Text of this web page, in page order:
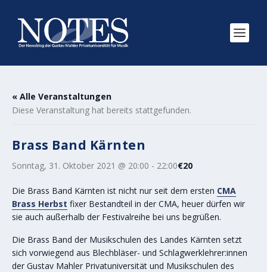
« Alle Veranstaltungen
Diese Veranstaltung hat bereits stattgefunden.
Brass Band Kärnten
Sonntag, 31. Oktober 2021 @ 20:00 - 22:00€20
Die Brass Band Kärnten ist nicht nur seit dem ersten CMA
Brass Herbst fixer Bestandteil in der CMA, heuer dürfen wir
sie auch außerhalb der Festivalreihe bei uns begrüßen.
Die Brass Band der Musikschulen des Landes Kärnten setzt
sich vorwiegend aus Blechbläser- und Schlagwerklehrer:innen
der Gustav Mahler Privatuniversität und Musikschulen des